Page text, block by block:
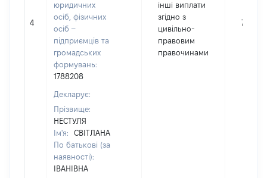
4
юридичних
осіб, фізичних
осіб –
підприємців та
громадських
формувань:
1788208
Декларує:
Прізвище:
НЕСТУЛЯ
Ім'я:
СВІТЛАНА
По батькові (за
наявності):
ІВАНІВНА
інші виплати
згідно з
цивільно-
правовим
правочинами
770